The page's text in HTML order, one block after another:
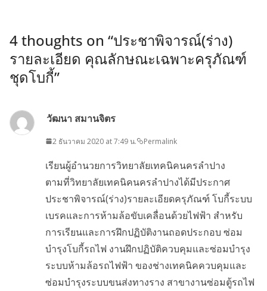
4 thoughts on “ประชาพิจารณ์(ร่าง)
รายละเอียด คุณลักษณะเฉพาะครุภัณฑ์
ชุดโบกี้”
วัฒนา สมานจิตร
2 ธันวาคม 2020 at 7:49 น. Permalink
เรียนผู้อำนวยการวิทยาลัยเทคนิคนครลำปาง
ตามที่วิทยาลัยเทคนิคนครลำปางได้มีประกาศ
ประชาพิจารณ์(ร่าง)รายละเอียดครุภัณฑ์ โบกี้ระบบ
เบรคและการห้ามล้อขับเคลื่อนด้วยไฟฟ้า สำหรับ
การเรียนและการฝึกปฏิบัติงานถอดประกอบ ซ่อม
บำรุงโบกี้รถไฟ งานฝึกปฏิบัติควบคุมและซ่อมบำรุง
ระบบห้ามล้อรถไฟฟ้า ของช่างเทคนิคควบคุมและ
ซ่อมบำรุงระบบขนส่งทางราง สาขางานซ่อมตู้รถไฟ